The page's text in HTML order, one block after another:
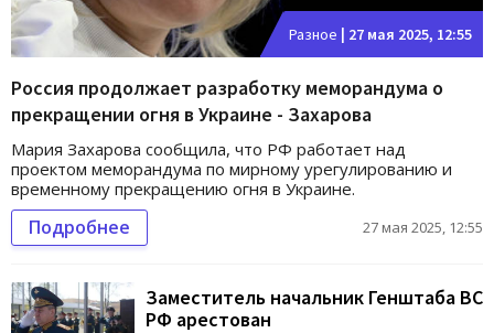
Разное | 27 мая 2025, 12:55
Россия продолжает разработку меморандума о
прекращении огня в Украине - Захарова
Мария Захарова сообщила, что РФ работает над
проектом меморандума по мирному урегулированию и
временному прекращению огня в Украине.
Подробнее 27 мая 2025, 12:55
Заместитель начальник Генштаба ВС
РФ арестован